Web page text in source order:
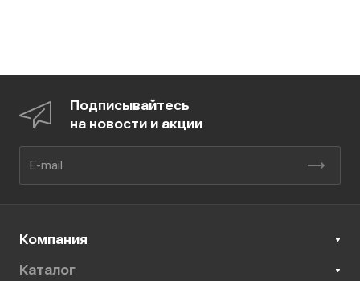
Подписывайтесь
на новости и акции
Компания
Каталог